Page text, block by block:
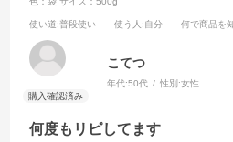
何度もリピしてます
使い道:普段使い 使う人 :自分 何で商品を
こてつ
年代:50代 性別:女性